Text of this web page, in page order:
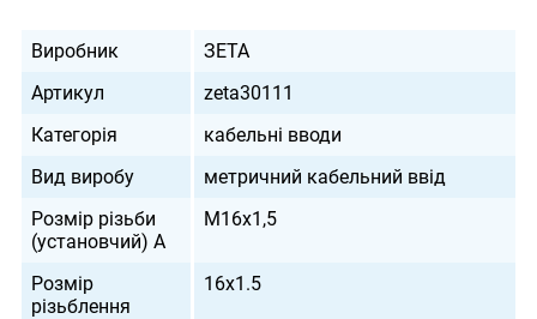
Виробник
ЗЕТА
Артикул
zeta30111
Категорія
кабельні вводи
Вид виробу
метричний кабельний ввід
Розмір різьби
(установчий) А
M16х1,5
Розмір
різьблення
16х1.5